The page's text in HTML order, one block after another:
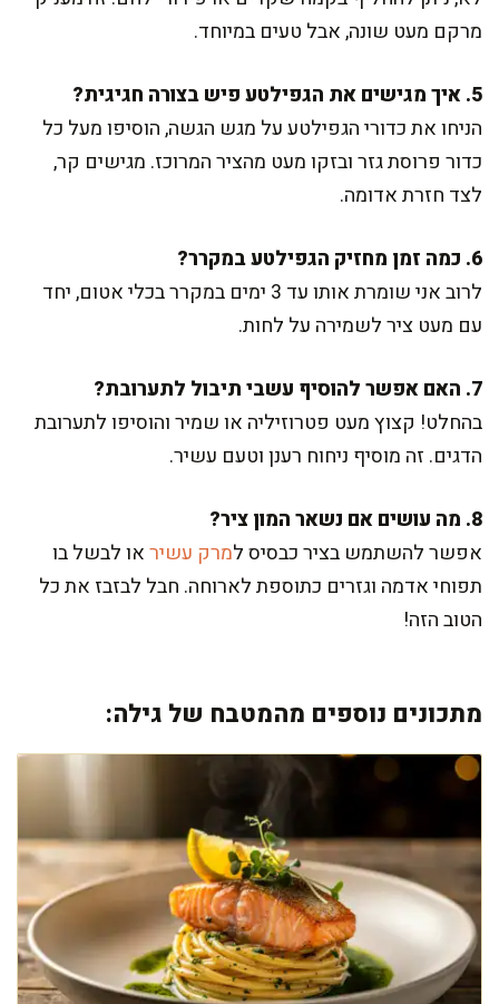
מרקם מעט שונה, אבל טעים במיוחד.
5. איך מגישים את הגפילטע פיש בצורה חגיגית?
הניחו את כדורי הגפילטע על מגש הגשה, הוסיפו מעל כל
כדור פרוסת גזר ובזקו מעט מהציר המרוכז. מגישים קר,
לצד חזרת אדומה.
6. כמה זמן מחזיק הגפילטע במקרר?
לרוב אני שומרת אותו עד 3 ימים במקרר בכלי אטום, יחד
עם מעט ציר לשמירה על לחות.
7. האם אפשר להוסיף עשבי תיבול לתערובת?
בהחלט! קצוץ מעט פטרוזיליה או שמיר והוסיפו לתערובת
הדגים. זה מוסיף ניחוח רענן וטעם עשיר.
8. מה עושים אם נשאר המון ציר?
אפשר להשתמש בציר כבסיס למרק עשיראו לבשל בו
תפוחי אדמה וגזרים כתוספת לארוחה. חבל לבזבז את כל
הטוב הזה!
מתכונים נוספים מהמטבח של גילה: